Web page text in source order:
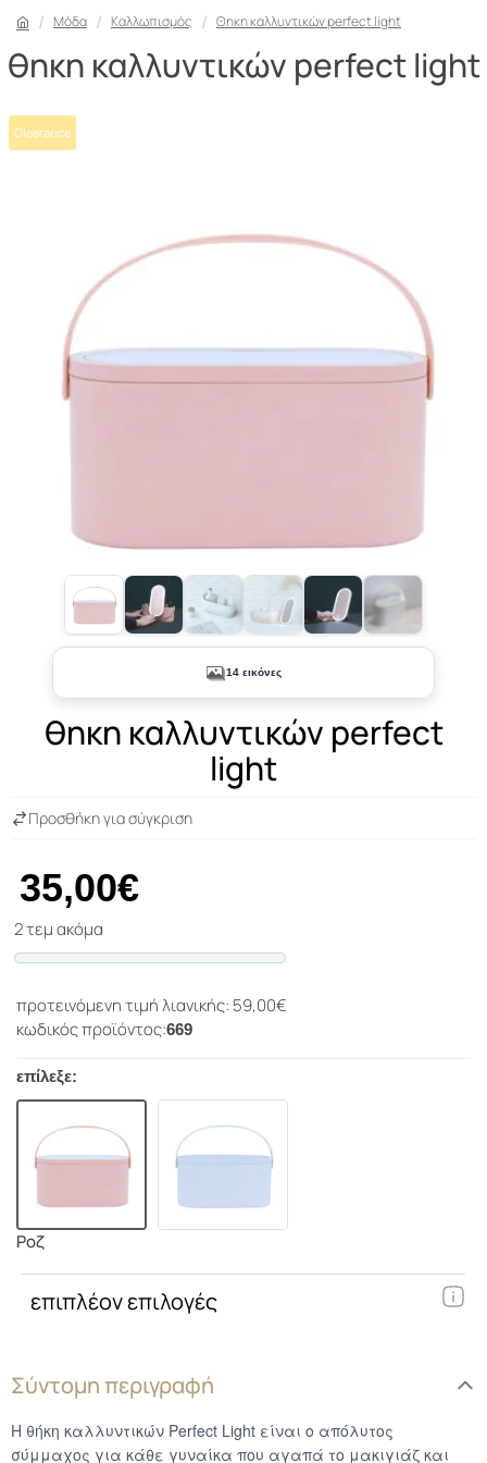
Μόδα Καλλωπισμός Θηκη καλλυντικών perfect light
θηκη καλλυντικών perfect light
Clearance
+9
14 εικόνες
θηκη καλλυντικών perfect
light
Σύντομη περιγραφή
Η θήκη καλλυντικών Perfect Light είναι ο απόλυτος
σύμμαχος για κάθε γυναίκα που αγαπά το μακιγιάζ και
35,00€
2 τεμ ακόμα
Προσθήκη για σύγκριση
προτεινόμενη τιμή λιανικής: 59,00€
κωδικός προϊόντος:669
επίλεξε:
Ροζ
επιπλέον επιλογές